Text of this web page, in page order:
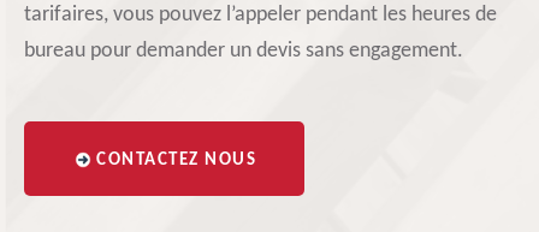
tarifaires, vous pouvez l’appeler pendant les heures de
bureau pour demander un devis sans engagement.
CONTACTEZ NOUS